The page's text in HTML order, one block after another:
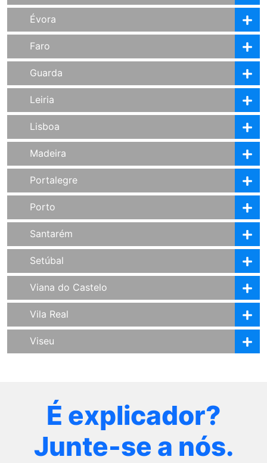
Évora
Faro
Guarda
Leiria
Lisboa
Madeira
Portalegre
Porto
Santarém
Setúbal
Viana do Castelo
Vila Real
Viseu
É explicador?
Junte-se a nós.